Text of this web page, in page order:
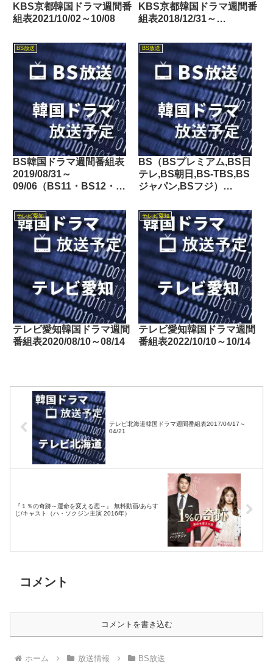
KBS京都韓国ドラマ週間番
組表2021/10/02～10/08
KBS京都韓国ドラマ週間番
組表2018/12/31～
BS放送
BS韓国ドラマ週間番組表
2019/08/31～
09/06（BS11・BS12・
BS放送
BS（BSプレミアム,BS日
テレ,BS朝日,BS-TBS,BS
ジャパン,BSフジ）
ドラマ放送予定
テレビ愛知
テレビ愛知韓国ドラマ週間
番組表2020/08/10～08/14
テレビ愛知
テレビ愛知韓国ドラマ週間
番組表2022/10/10～10/14
テレビ北海道韓国ドラマ週間番組表2017/04/17～
04/21
『１％の奇跡～運命を変える恋～』 無料動画/あらす
じ/キャスト（ハ・ソクジン主演 2016年）
コメント
コメントを書き込む
ホーム 放送情報 BS放送